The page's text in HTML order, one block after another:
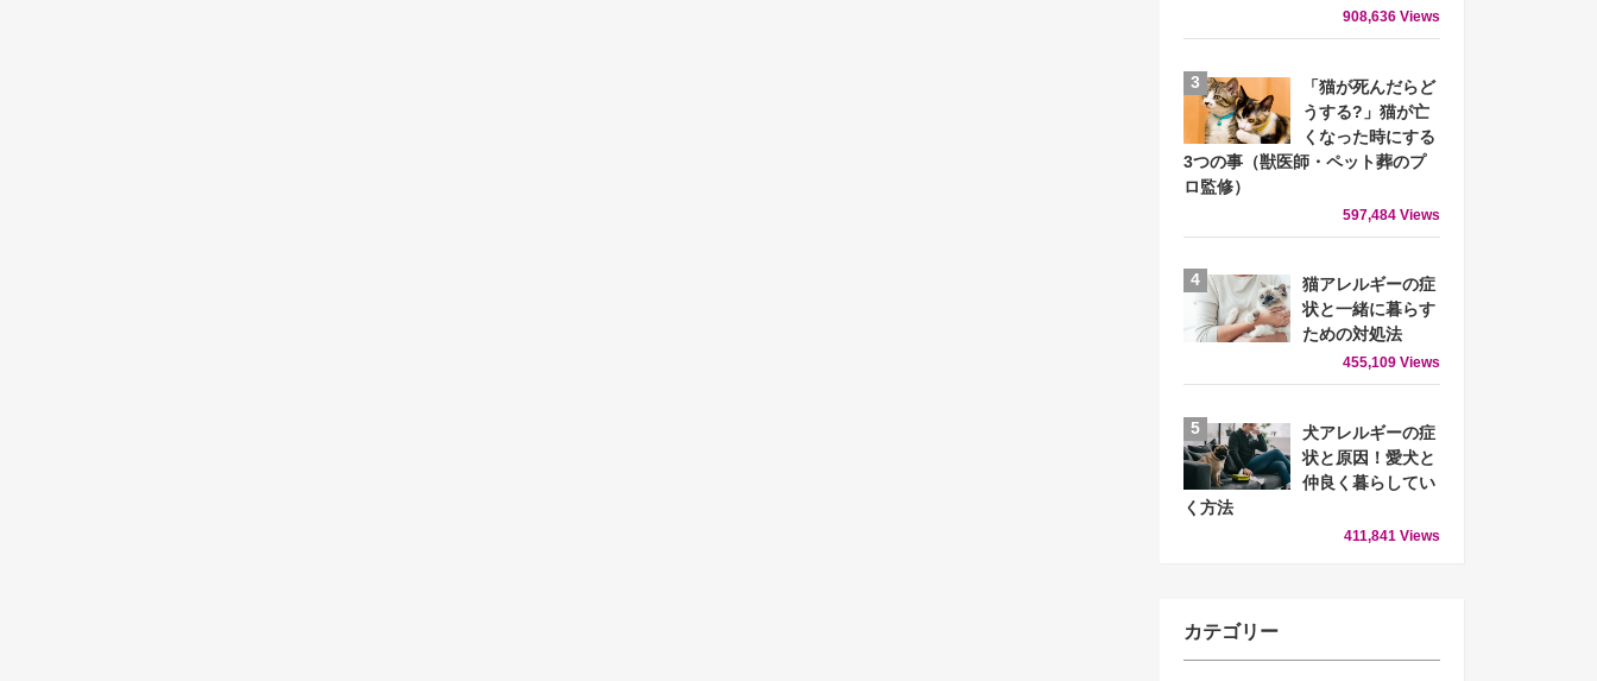
908,636 Views
「猫が死んだらど
うする?」猫が亡
くなった時にする
3つの事（獣医師・ペット葬のプ
ロ監修）
597,484 Views
猫アレルギーの症
状と一緒に暮らす
ための対処法
455,109 Views
犬アレルギーの症
状と原因！愛犬と
仲良く暮らしてい
く方法
411,841 Views
カテゴリー